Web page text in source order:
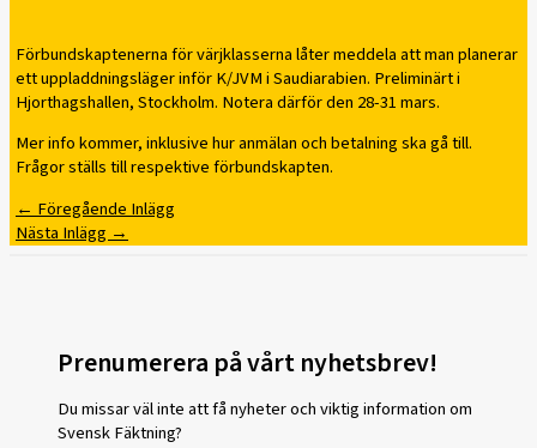
Förbundskaptenerna för värjklasserna låter meddela att man planerar
ett uppladdningsläger inför K/JVM i Saudiarabien. Preliminärt i
Hjorthagshallen, Stockholm. Notera därför den 28-31 mars.
Mer info kommer, inklusive hur anmälan och betalning ska gå till.
Frågor ställs till respektive förbundskapten.
← Föregående Inlägg
Nästa Inlägg →
Prenumerera på vårt nyhetsbrev!
Du missar väl inte att få nyheter och viktig information om
Svensk Fäktning?